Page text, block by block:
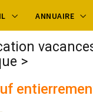
ANNUAIRE
>